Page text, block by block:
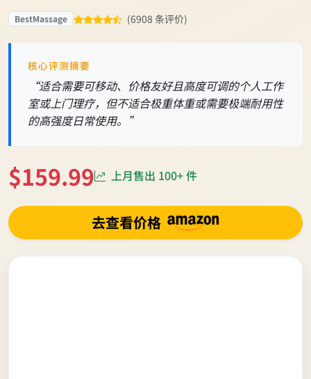
BestMassage (6908 条评价)
核心评测摘要
“适合需要可移动、价格友好且高度可调的个人工作
室或上门理疗，但不适合极重体重或需要极端耐用性
的高强度日常使用。”
$159.99 上月售出 100+ 件
去查看价格